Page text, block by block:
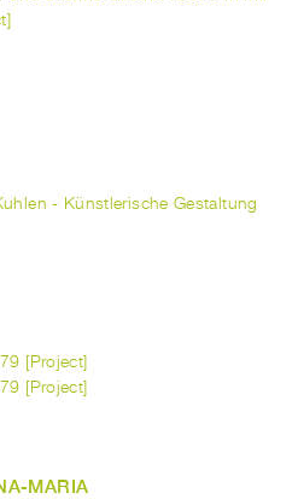
- Künstlerische Gestaltung
[Project]
[Project]
MARIA